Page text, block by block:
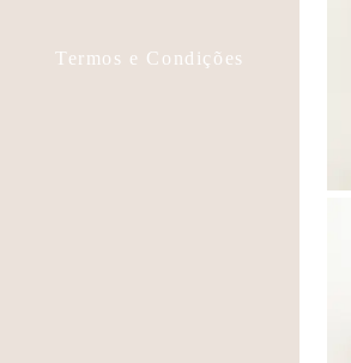
Termos e Condições